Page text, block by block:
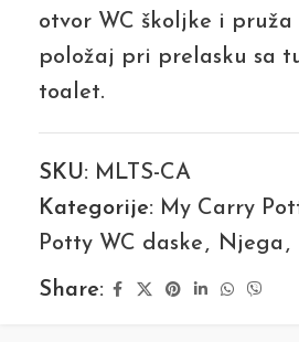
otvor WC školjke i
položaj pri prelasku sa
toalet.
SKU: MLTS-CA
Kategorije: My Carry
Potty WC daske , Njega ,
Share: